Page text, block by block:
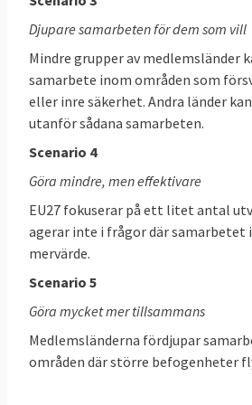
försvarssamarbete mellan
medlemsländerna. Tusk vill
konkreta beslut om
valutasamarbetet och en
September:Informellt
med orienteringsdebatt om
gränskontroller, utbyte av
säkerhetsinformation,
samarbeten, rättskipning på
18-19 oktober:Formellt
diskussion om inre
Djupare samarbeten för dem som vill
Mindre grupper av medlemsländer
samarbete inom områden som
eller inre säkerhet. Andra länder
utanför sådana samarbeten.
Scenario 4
Göra mindre, men effektivare
EU27 fokuserar på ett litet antal
agerar inte i frågor där samarbetet
mervärde.
Scenario 5
Göra mycket mer tillsammans
Medlemsländerna fördjupar
områden där större befogenheter